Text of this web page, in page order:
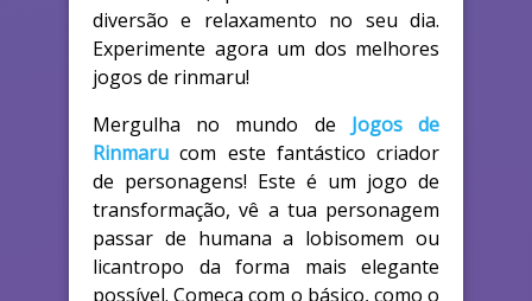
diversão e relaxamento no seu dia.
Experimente agora um dos melhores
jogos de rinmaru!
Mergulha no mundo de Jogos de
Rinmaru com este fantástico criador
de personagens! Este é um jogo de
transformação, vê a tua personagem
passar de humana a lobisomem ou
licantropo da forma mais elegante
possível. Começa com o básico, como o